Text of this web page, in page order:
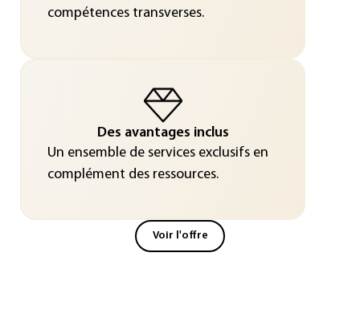
compétences transverses.
Des avantages inclus
Un ensemble de services exclusifs en
complément des ressources.
Voir l'offre